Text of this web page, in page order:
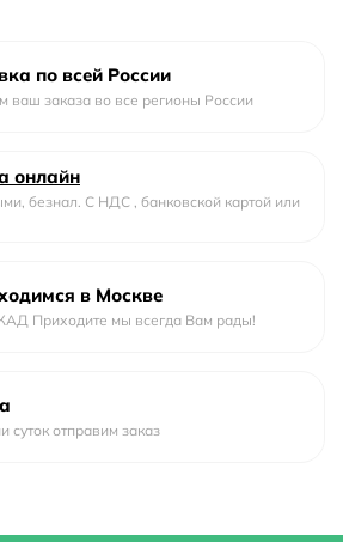
по всей России
ваш заказа во все регионы России
онлайн
безнал. С НДС , банковской картой или
в Москве
Приходите мы всегда Вам рады!
суток отправим заказ